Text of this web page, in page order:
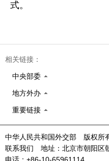
式。
相关链接：
中央部委
地方外办
重要链接
中华人民共和国外交部 版权所
联系我们 地址：北京市朝阳